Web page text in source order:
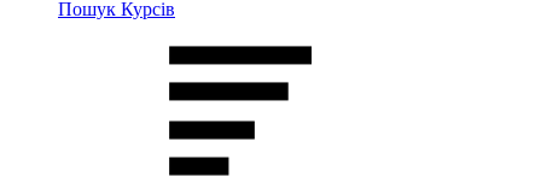
Пошук Курсів